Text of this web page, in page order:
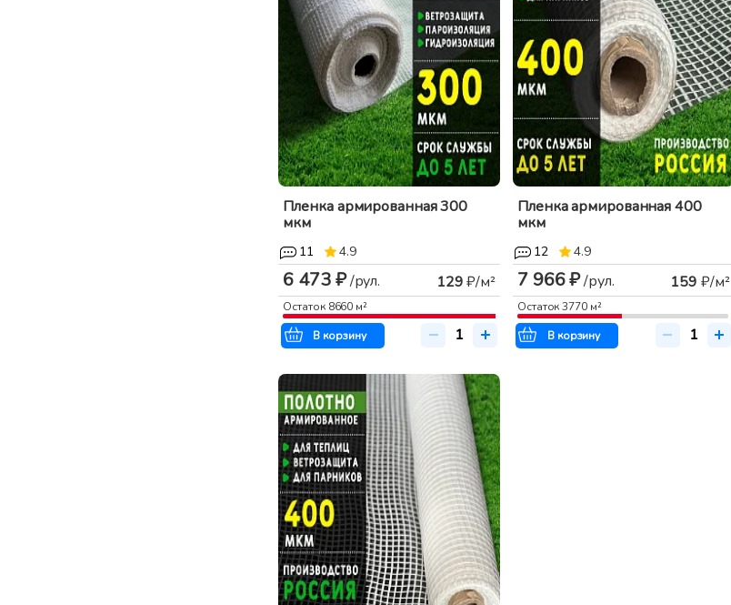
Пленка армированная 300
мкм
11 4.9
6 473 ₽/рул. 129₽/м²
Остаток 8660 м²
В корзину
Пленка армированная 400
мкм
12 4.9
7 966 ₽/рул. 159 ₽/м²
Остаток3770м²
В корзину